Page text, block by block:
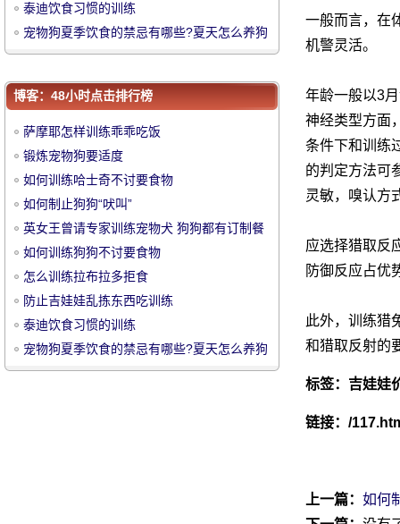
华
宠
一般而言，在
机警灵活。
年龄一般以3
神经类型方面
条件下和训练
的判定方法可
灵敏，嗅认方
应选择猎取反
防御反应占优
此外，训练猎
和猎取反射的
标签： 吉娃娃
链接： /
上一篇： 如何
泰迪饮食习惯的训练
宠物狗夏季饮食的禁忌有哪些?夏天怎么养
泰迪饮食习惯的训练
宠物狗夏季饮食的禁忌有哪些?夏天怎么养狗
博客：48小时点击排行榜
萨摩耶怎样训练乖乖吃饭
锻炼宠物狗要适度
如何训练哈士奇不讨要食物
如何制止狗狗“吠叫”
英女王曾请专家训练宠物犬 狗狗都有订制餐
如何训练狗狗不讨要食物
怎么训练拉布拉多拒食
防止吉娃娃乱拣东西吃训练
泰迪饮食习惯的训练
宠物狗夏季饮食的禁忌有哪些?夏天怎么养狗